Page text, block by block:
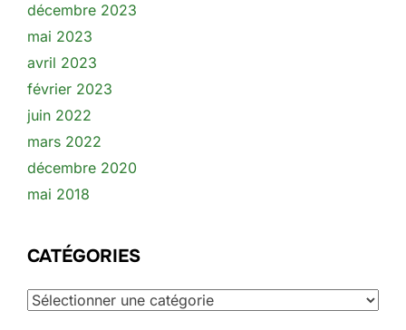
décembre 2023
mai 2023
avril 2023
février 2023
juin 2022
mars 2022
décembre 2020
mai 2018
CATÉGORIES
Catégories